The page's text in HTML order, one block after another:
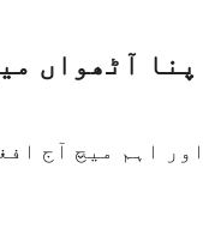
آٹھواں
اہم میچ آج